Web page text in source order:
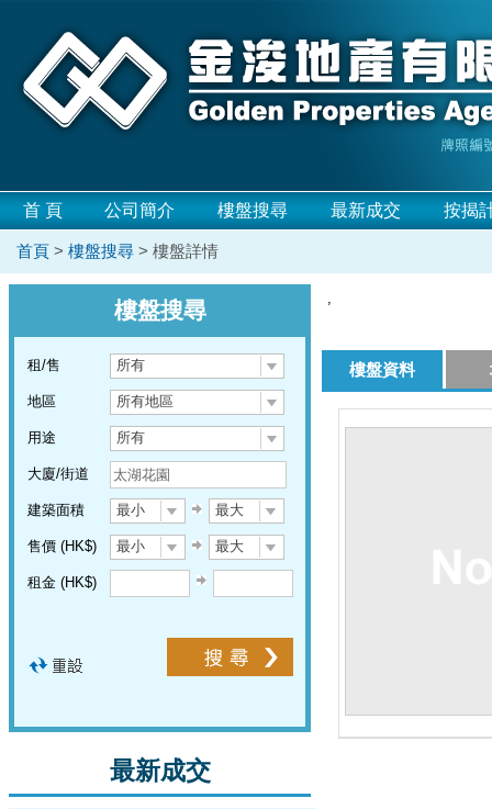
首 頁 公司簡介 樓盤搜尋 最新成交 按揭
首頁 > 樓盤搜尋 > 樓盤詳情
樓盤搜尋
租/售 所有
地區 所有地區
用途 所有
大廈/街道
建築面積 最小 最大
售價 (HK$) 最小 最大
租金 (HK$)
最新成交
,
樓盤資料